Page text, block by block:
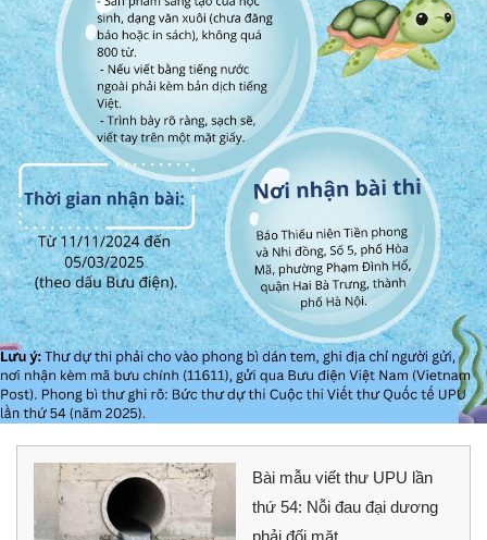
Bài mẫu viết thư UPU lần
thứ 54: Nỗi đau đại dương
phải đối mặt